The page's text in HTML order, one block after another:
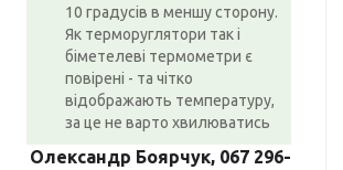
10 градусів в меншу сторону.
Як терморуглятори так і
біметелеві термометри є
повірені - та чітко
відображають температуру,
за це не варто хвилюватись
Олександр Боярчук, 067 296-